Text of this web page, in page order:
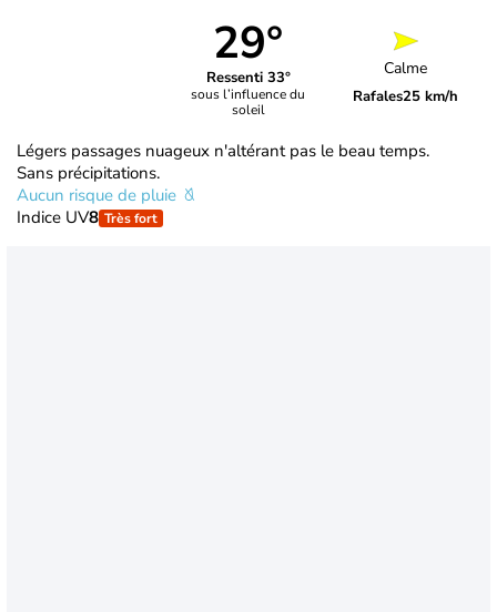
29°
Ressenti 33°
sous l’influence du
soleil
Calme
Rafales25 km/h
Légers passages nuageux n'altérant pas le beau temps.
Sans précipitations.
Aucun risque de pluie
Indice UV8 Très fort